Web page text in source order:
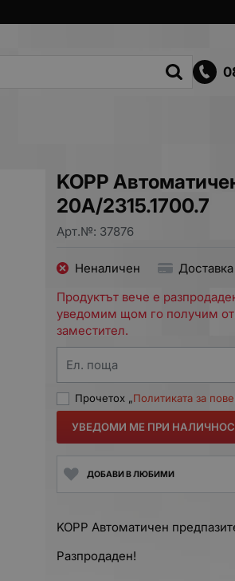
KOPP
20A/2315.1700.7
Арт.№: 37876
Неналичен
Продуктът вече е
уведомим щом го получим
заместител.
Ел. поща
Прочетох „Политиката за
УВЕДОМИ МЕ ПРИ
ДОБАВИ В ЛЮБИМИ
KOPP Автоматичен
Разпродаден!